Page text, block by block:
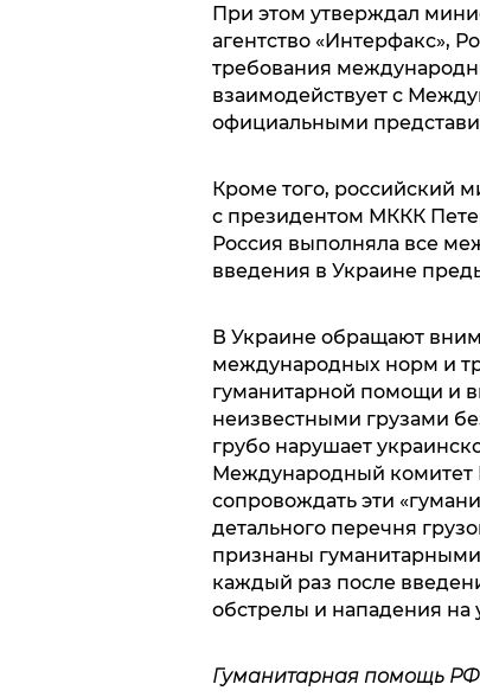
При этом утверждал
агентство «Интерфакс»,
требования
взаимодействует с
официальными
Кроме того, российский
с президентом МККК
Россия выполняла все
введения в Украине
В Украине обращают
международных норм и
гуманитарной помощи и
неизвестными грузами
грубо нарушает
Международный комитет
сопровождать эти
детального перечня
признаны
каждый раз после
обстрелы и нападения на
Гуманитарная помощь РФ